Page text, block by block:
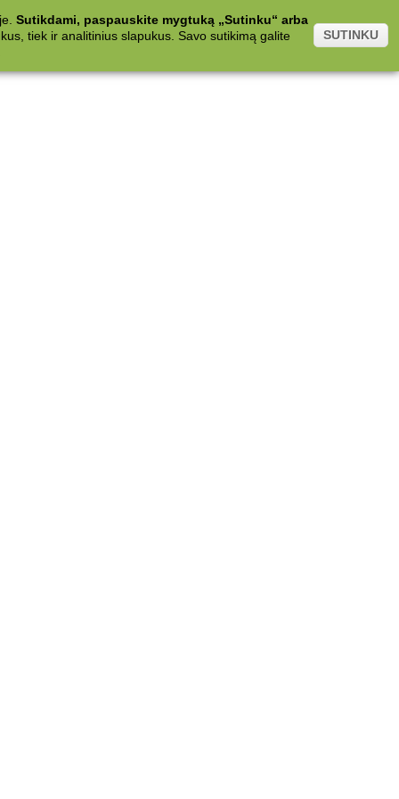
Sutikdami, paspauskite mygtuką „Sutinku“ arba
tiek ir analitinius slapukus. Savo sutikimą galite
SUTINKU